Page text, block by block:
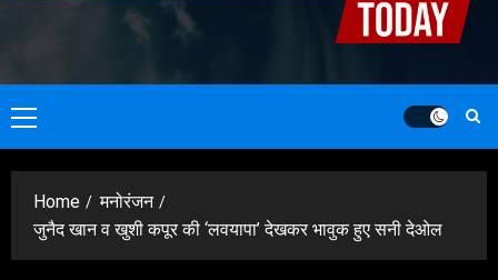
Primary
Menu
Home
मनोरंजन
जुनैद खान व खुशी कपूर की ‘लवयापा’ देखकर भावुक हुए सनी देओल